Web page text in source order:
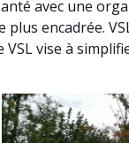
avec une
plus encadrée.
vise à